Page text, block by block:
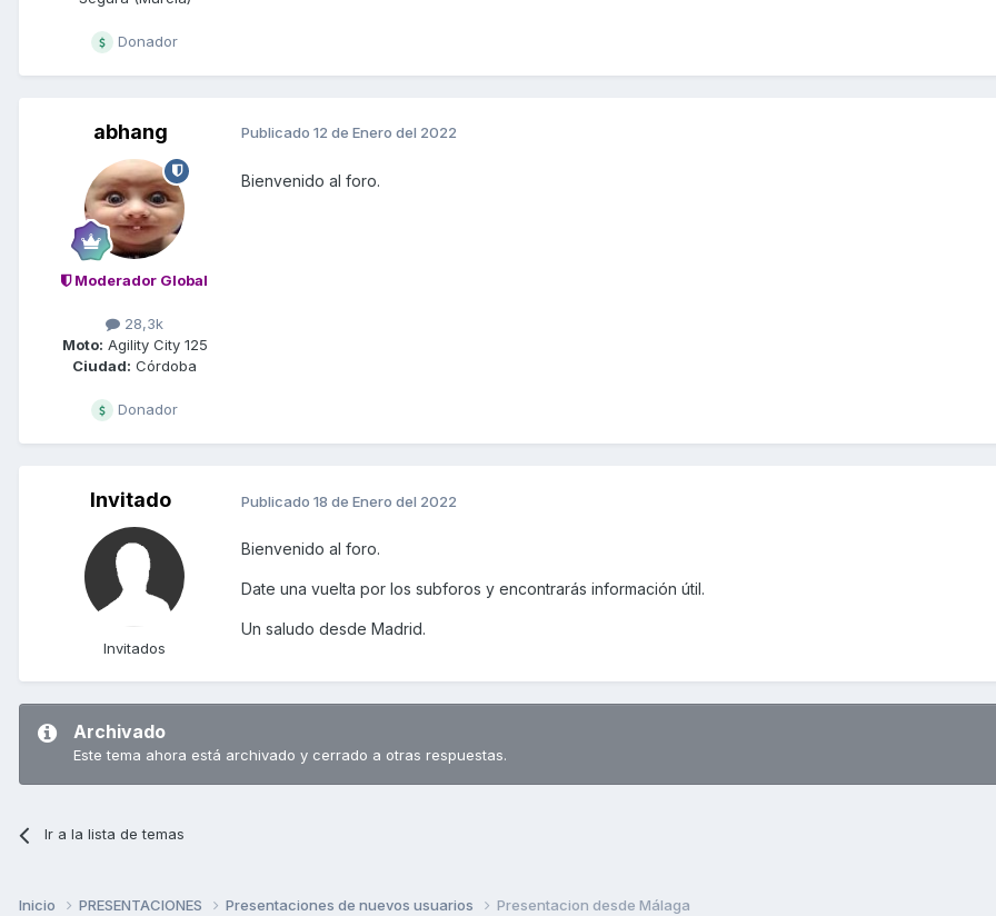
Donador
abhang
Moderador Global
28,3k
Moto: Agility City 125
Ciudad: Córdoba
Donador
Publicado 12 de Enero del 2022
Bienvenido al foro.
Invitado
Invitados
Publicado 18 de Enero del 2022
Bienvenido al foro.
Date una vuelta por los subforos y encontrarás información útil.
Un saludo desde Madrid.
Archivado
Este tema ahora está archivado y cerrado a otras respuestas.
Ir a la lista de temas
Inicio PRESENTACIONES Presentaciones de nuevos usuarios Presentacion desde Málaga